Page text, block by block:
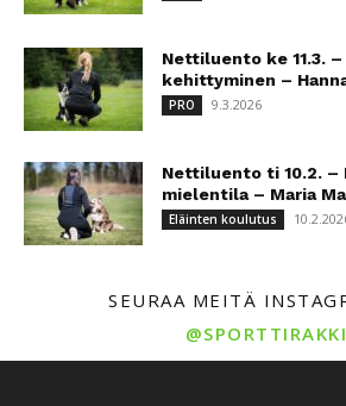
Nettiluento ke 11.3. –
kehittyminen –
PRO 9.3.2026
Nettiluento ti 10.2. –
mielentila – Maria
Eläinten koulutus
SEURAA MEITÄ
@SPORTTIRAKKI